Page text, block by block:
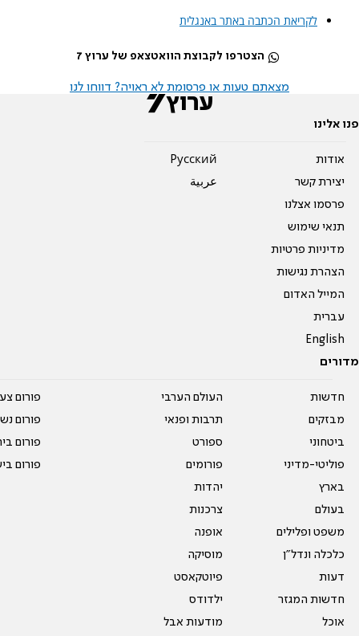
לקריאת הכתבה באתר באנגלית
הצטרפו לקבוצת הוואטצאפ של ערוץ 7
מצאתם טעות או פרסומת לא ראויה? דווחו לנו
פנו אלינו
אודות
יצירת קשר
פרסמו אצלנו
תנאי שימוש
מדיניות פרטיות
הצהרת נגישות
המייל האדום
עברית
English
Pусский
عربية
מדורים
חדשות
מבזקים
ביטחוני
פוליטי-מדיני
בארץ
בעולם
משפט ופלילים
כלכלה ונדל"ן
דעות
חדשות המגזר
אוכל
העולם הערבי
תרבות ופנאי
ספורט
פורומים
יהדות
צרכנות
אופנה
מוסיקה
פיוטקאסט
ילדודס
מודעות אבל
פורום
פורום
פורום
פורום